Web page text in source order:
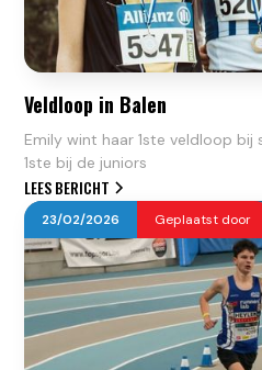
Veldloop in Balen
Emily wint haar 1ste veldloop bij
1ste bij de juniors
LEES BERICHT
23/02/2026 Geplaatst door